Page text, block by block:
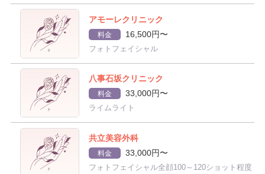
アモーレクリニック
料金 16,500円〜
フォトフェイシャル
八事石坂クリニック
料金 33,000円〜
ライムライト
共立美容外科
料金 33,000円〜
フォトフェイシャル全顔100～120ショット程度